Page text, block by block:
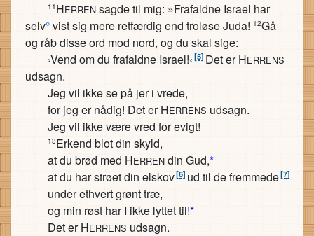
11 HERREN sagde til mig: »Frafaldne Israel har
selv°vist sig mere retfærdig end troløse Juda! 12Gå
og råb disse ord mod nord, og du skal sige:
›Vend om du frafaldne Israel!‹[5]Det er HERRENS
udsagn.
Jeg vil ikke se på jer i vrede,
for jeg er nådig! Det er HERRENS udsagn.
Jeg vil ikke være vred for evigt!
13Erkend blot din skyld,
at du brød med HERREN din Gud,*
at du har strøet din elskov[6]ud til de fremmede[7]
under ethvert grønt træ,
og min røst har I ikke lyttet til!*
Det er HERRENS udsagn.